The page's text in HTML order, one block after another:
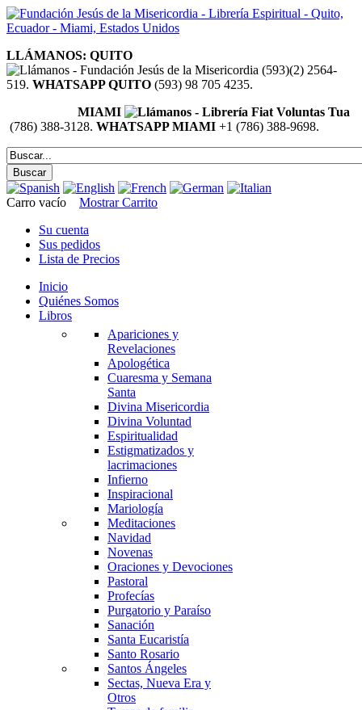
LLÁMANOS: QUITO
(593)(2) 2564-
519. WHATSAPP QUITO (593) 98 705 4235.
MIAMI
(786) 388-3128. WHATSAPP MIAMI +1 (786) 388-9698.
Carro vacío
Mostrar Carrito
Su cuenta
Sus pedidos
Lista de Precios
Inicio
Quiénes Somos
Libros
Apariciones y
Revelaciones
Apologética
Cuaresma y Semana
Santa
Divina Misericordia
Divina Voluntad
Espiritualidad
Estigmatizados y
lacrimaciones
Infierno
Inspiracional
Mariología
Meditaciones
Navidad
Novenas
Oraciones y Devociones
Pastoral
Profecías
Purgatorio y Paraíso
Sanación
Santa Eucaristía
Santo Rosario
Santos Ángeles
Sectas, Nueva Era y
Otros